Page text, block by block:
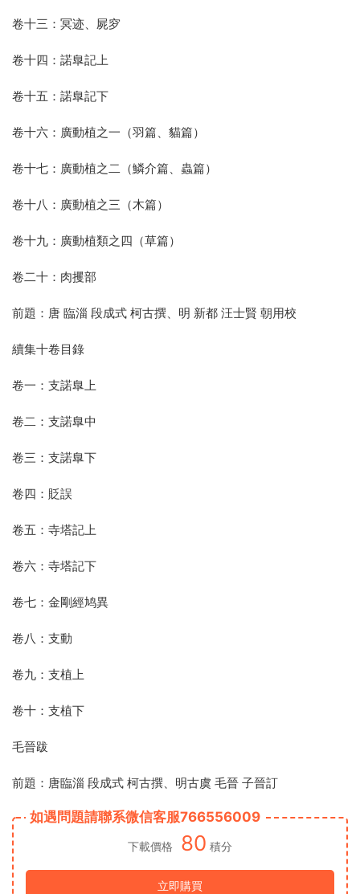
卷十三：冥迹、屍穸
卷十四：諾臯記上
卷十五：諾臯記下
卷十六：廣動植之一（羽篇、貓篇）
卷十七：廣動植之二（鱗介篇、蟲篇）
卷十八：廣動植之三（木篇）
卷十九：廣動植類之四（草篇）
卷二十：肉攫部
前題：唐 臨淄 段成式 柯古撰、明 新都 汪士賢 朝用校
續集十卷目錄
卷一：支諾臯上
卷二：支諾臯中
卷三：支諾臯下
卷四：貶誤
卷五：寺塔記上
卷六：寺塔記下
卷七：金剛經鸠異
卷八：支動
卷九：支植上
卷十：支植下
毛晉跋
前題：唐臨淄 段成式 柯古撰、明古虞 毛晉 子晉訂
如遇問題請聯系微信客服766556009
下載價格 80 積分
立即購買